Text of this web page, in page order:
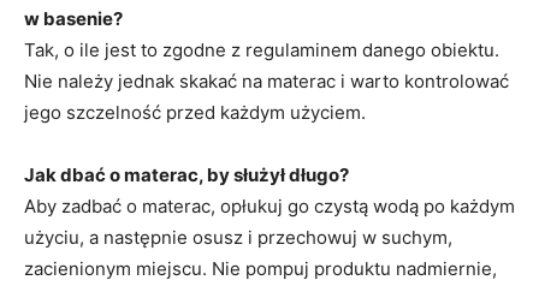
w basenie?
Tak, o ile jest to zgodne z regulaminem danego obiektu.
Nie należy jednak skakać na materac i warto kontrolować
jego szczelność przed każdym użyciem.
Jak dbać o materac, by służył długo?
Aby zadbać o materac, opłukuj go czystą wodą po każdym
użyciu, a następnie osusz i przechowuj w suchym,
zacienionym miejscu. Nie pompuj produktu nadmiernie,